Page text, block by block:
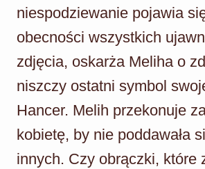
niespodziewanie pojawia
obecności wszystkich
zdjęcia, oskarża Meliha o
niszczy ostatni symbol
Hancer. Melih przekonuje
kobietę, by nie poddawała
innych. Czy obrączki, które